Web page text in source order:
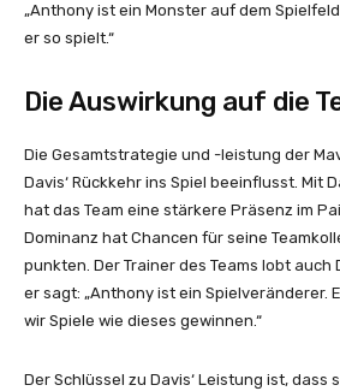
„Anthony ist ein Monster auf dem
er so spielt.“
Die Auswirkung auf die
Die Gesamtstrategie und -leistung der
Davis‘ Rückkehr ins Spiel beeinflusst. Mit
hat das Team eine stärkere Präsenz im
Dominanz hat Chancen für seine
punkten. Der Trainer des Teams lobt auch
er sagt: „Anthony ist ein Spielveränderer.
wir Spiele wie dieses gewinnen.“
Der Schlüssel zu Davis‘ Leistung ist, dass